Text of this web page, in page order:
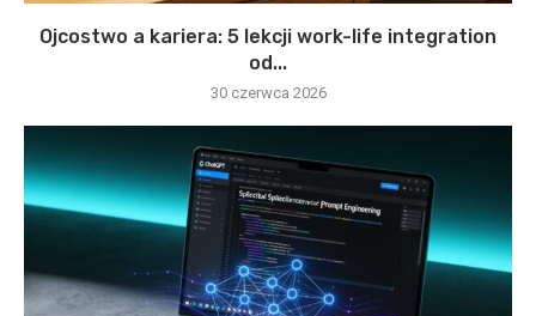
Ojcostwo a kariera: 5 lekcji work-life integration
od...
30 czerwca 2026